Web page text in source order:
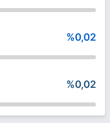
%0,02
%0,02